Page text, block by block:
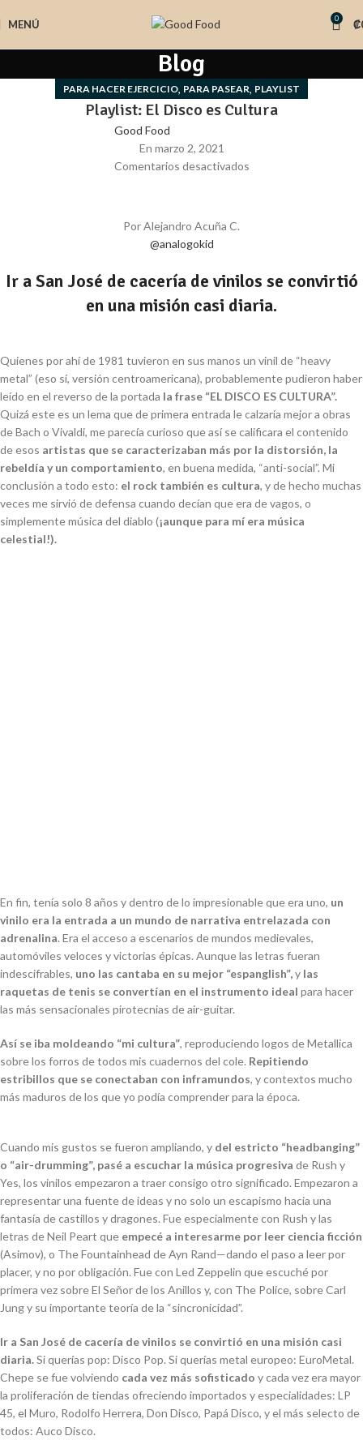
MENÚ 0 ₡
Blog
PARA HACER EJERCICIO, PARA PASEAR, PLAYLIST
Playlist: El Disco es Cultura
Good Food
En marzo 2, 2021
Comentarios desactivados
Por Alejandro Acuña C.
@analogokid
Ir a San José de cacería de vinilos se convirtió
en una misión casi diaria.
Quienes por ahí de 1981 tuvieron en sus manos un vinil de “heavy
metal” (eso sí, versión centroamericana), probablemente pudieron haber
leído en el reverso de la portada la frase “EL DISCO ES CULTURA”.
Quizá este es un lema que de primera entrada le calzaría mejor a obras
de Bach o Vivaldi, me parecía curioso que así se calificara el contenido
de esos artistas que se caracterizaban más por la distorsión, la
rebeldía y un comportamiento, en buena medida, “anti-social”. Mi
conclusión a todo esto: el rock también es cultura, y de hecho muchas
veces me sirvió de defensa cuando decían que era de vagos, o
simplemente música del diablo (¡aunque para mí era música
celestial!).
En fin, tenía solo 8 años y dentro de lo impresionable que era uno, un
vinilo era la entrada a un mundo de narrativa entrelazada con
adrenalina. Era el acceso a escenarios de mundos medievales,
automóviles veloces y victorias épicas. Aunque las letras fueran
indescifrables, uno las cantaba en su mejor “espanglish”,y las
raquetas de tenis se convertían en el instrumento ideal para hacer
las más sensacionales pirotecnias deair-guitar.
Así se iba moldeando “mi cultura”, reproduciendo logos de Metallica
sobre los forros de todos mis cuadernos del cole. Repitiendo
estribillos que se conectaban con inframundos, y contextos mucho
más maduros de los que yo podía comprender para la época.
Cuando mis gustos se fueron ampliando, y del estricto “headbanging”
o “air-drumming”, pasé a escuchar la música progresiva de Rush y
Yes, los vinilos empezaron a traer consigo otro significado. Empezaron a
representar una fuente de ideas y no solo un escapismo hacia una
fantasía de castillos y dragones. Fue especialmente con Rush y las
letras de Neil Peart que empecé a interesarme por leer ciencia ficción
(Asimov), o The Fountainhead de Ayn Rand—dando el paso a leer por
placer, y no por obligación. Fue con Led Zeppelin que escuché por
primera vez sobreEl Señor de los Anillos y, con The Police, sobre Carl
Jung y su importante teoría de la “sincronicidad”.
Ir a San José de cacería de vinilos se convirtió en una misión casi
diaria.Si querías pop: Disco Pop. Si querías metal europeo: EuroMetal.
Chepe se fue volviendo cada vez más sofisticado y cada vez era mayor
la proliferación de tiendas ofreciendo importados y especialidades: LP
45, el Muro, Rodolfo Herrera, Don Disco, Papá Disco, y el más selecto de
todos: Auco Disco.